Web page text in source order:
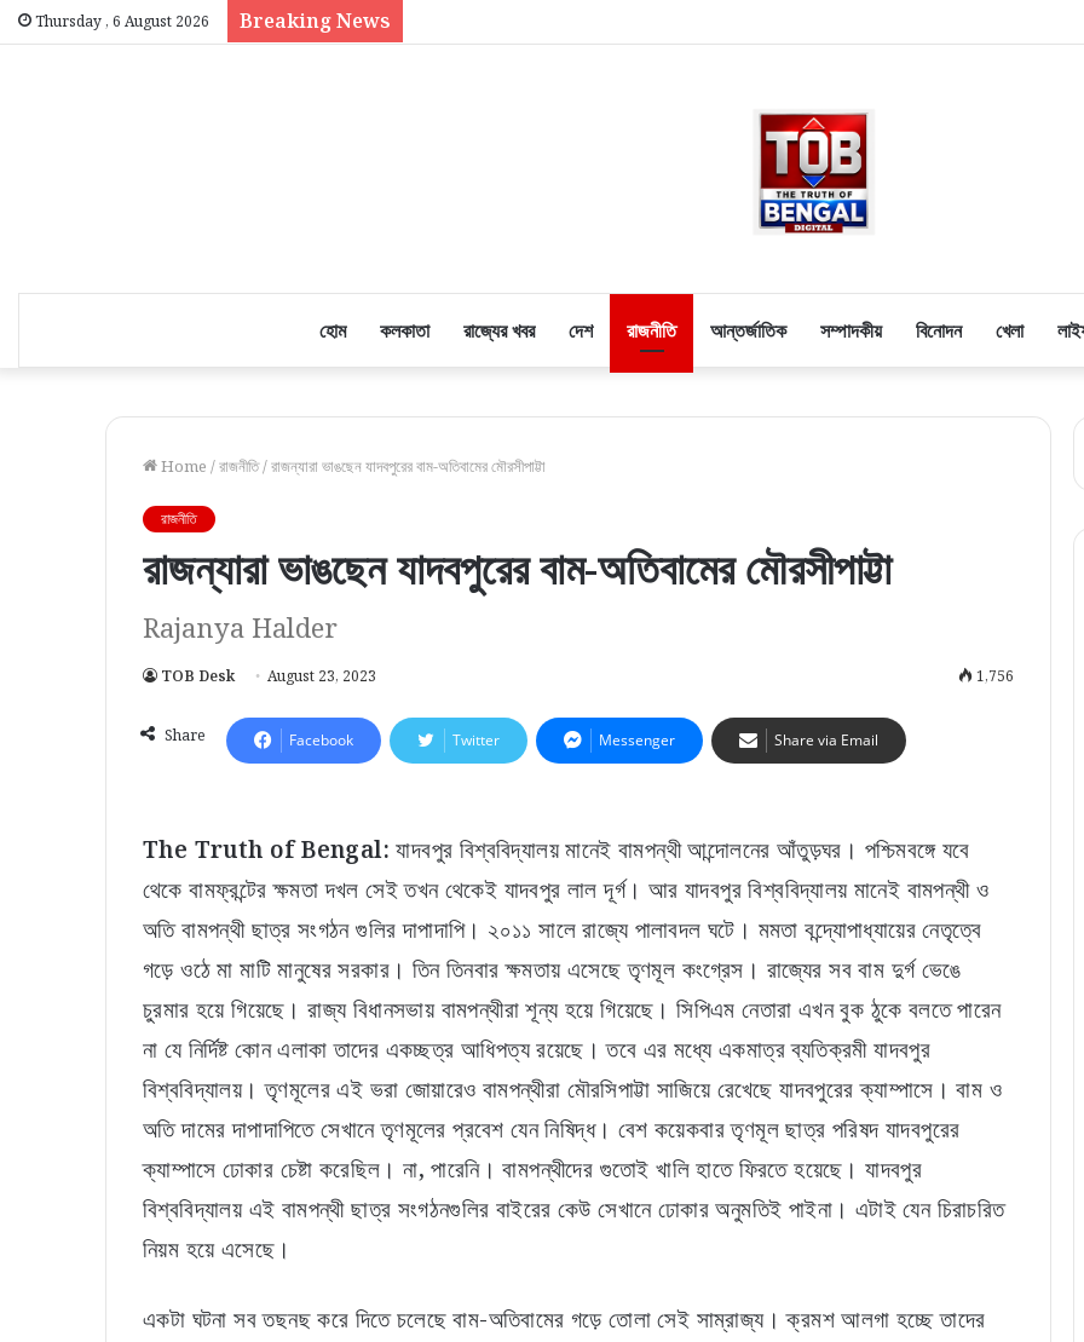
Thursday , 6 August 2026 Breaking News
হোম কলকাতা রাজ্যের খবর দেশ রাজনীতি আন্তর্জাতিক সম্পাদকীয় বিনোদন খেলা
Home /রাজনীতি/রাজন্যারা ভাঙছেন যাদবপুরের বাম-অতিবামের মৌরসীপাট্টা
রাজনীতি
রাজন্যারা ভাঙছেন যাদবপুরের বাম-অতিবামের মৌরসীপাট্টা
Rajanya Halder
TOB Desk August 23, 2023 1,756
Share Facebook Twitter Messenger Share via Email
The Truth of Bengal: যাদবপুর বিশ্ববিদ্যালয় মানেই বামপন্থী আন্দোলনের আঁতুড়ঘর। পশ্চিমবঙ্গে যবে
থেকে বামফ্রন্টের ক্ষমতা দখল সেই তখন থেকেই যাদবপুর লাল দূর্গ। আর যাদবপুর বিশ্ববিদ্যালয় মানেই বামপন্থী ও
অতি বামপন্থী ছাত্র সংগঠন গুলির দাপাদাপি। ২০১১ সালে রাজ্যে পালাবদল ঘটে। মমতা বন্দ্যোপাধ্যায়ের নেতৃত্বে
গড়ে ওঠে মা মাটি মানুষের সরকার। তিন তিনবার ক্ষমতায় এসেছে তৃণমূল কংগ্রেস। রাজ্যের সব বাম দুর্গ ভেঙে
চুরমার হয়ে গিয়েছে। রাজ্য বিধানসভায় বামপন্থীরা শূন্য হয়ে গিয়েছে। সিপিএম নেতারা এখন বুক ঠুকে বলতে পারেন
না যে নির্দিষ্ট কোন এলাকা তাদের একচ্ছত্র আধিপত্য রয়েছে। তবে এর মধ্যে একমাত্র ব্যতিক্রমী যাদবপুর
বিশ্ববিদ্যালয়। তৃণমূলের এই ভরা জোয়ারেও বামপন্থীরা মৌরসিপাট্টা সাজিয়ে রেখেছে যাদবপুরের ক্যাম্পাসে। বাম ও
অতি দামের দাপাদাপিতে সেখানে তৃণমূলের প্রবেশ যেন নিষিদ্ধ। বেশ কয়েকবার তৃণমূল ছাত্র পরিষদ যাদবপুরের
ক্যাম্পাসে ঢোকার চেষ্টা করেছিল। না, পারেনি। বামপন্থীদের গুতোই খালি হাতে ফিরতে হয়েছে। যাদবপুর
বিশ্ববিদ্যালয় এই বামপন্থী ছাত্র সংগঠনগুলির বাইরের কেউ সেখানে ঢোকার অনুমতিই পাইনা। এটাই যেন চিরাচরিত
নিয়ম হয়ে এসেছে।
একটা ঘটনা সব তছনছ করে দিতে চলেছে বাম-অতিবামের গড়ে তোলা সেই সাম্রাজ্য। ক্রমশ আলগা হচ্ছে তাদের